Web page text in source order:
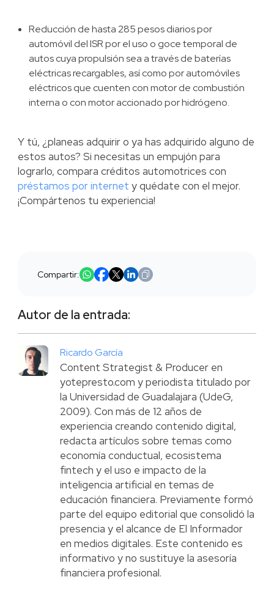
Reducción de hasta 285 pesos diarios por
automóvil del ISR por el uso o goce temporal de
autos cuya propulsión sea a través de baterías
eléctricas recargables, así como por automóviles
eléctricos que cuenten con motor de combustión
interna o con motor accionado por hidrógeno.
Y tú, ¿planeas adquirir o ya has adquirido alguno de
estos autos? Si necesitas un empujón para
lograrlo, compara créditos automotrices con
préstamos por internet y quédate con el mejor.
¡Compártenos tu experiencia!
Compartir:
Autor de la entrada:
Ricardo García
Content Strategist & Producer en
yotepresto.com y periodista titulado por
la Universidad de Guadalajara (UdeG,
2009). Con más de 12 años de
experiencia creando contenido digital,
redacta artículos sobre temas como
economía conductual, ecosistema
fintech y el uso e impacto de la
inteligencia artificial en temas de
educación financiera. Previamente formó
parte del equipo editorial que consolidó la
presencia y el alcance de El Informador
en medios digitales. Este contenido es
informativo y no sustituye la asesoría
financiera profesional.